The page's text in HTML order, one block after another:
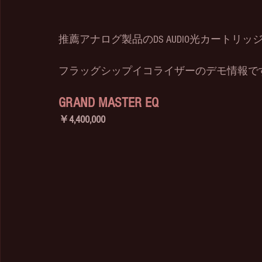
推薦アナログ製品のDS AUDIO光カートリッ
フラッグシップイコライザーのデモ情報で
GRAND MASTER EQ
￥4,400,000